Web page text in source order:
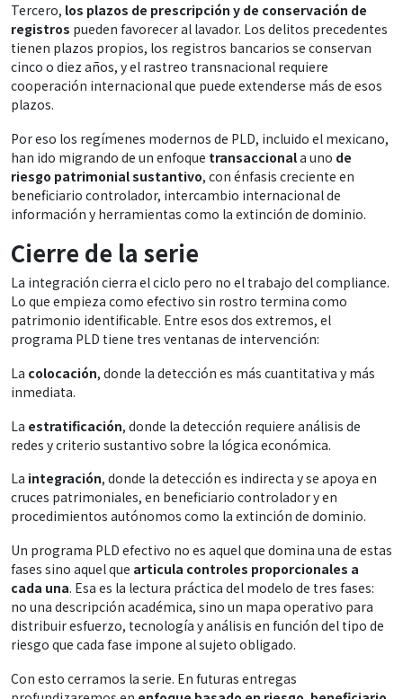
Tercero, los plazos de prescripción y de conservación de
registros pueden favorecer al lavador. Los delitos precedentes
tienen plazos propios, los registros bancarios se conservan
cinco o diez años, y el rastreo transnacional requiere
cooperación internacional que puede extenderse más de esos
plazos.
Por eso los regímenes modernos de PLD, incluido el mexicano,
han ido migrando de un enfoque transaccionala uno de
riesgo patrimonial sustantivo, con énfasis creciente en
beneficiario controlador, intercambio internacional de
información y herramientas como la extinción de dominio.
Cierre de la serie
La integración cierra el ciclo pero no el trabajo del compliance.
Lo que empieza como efectivo sin rostro termina como
patrimonio identificable. Entre esos dos extremos, el
programa PLD tiene tres ventanas de intervención:
La colocación, donde la detección es más cuantitativa y más
inmediata.
La estratificación, donde la detección requiere análisis de
redes y criterio sustantivo sobre la lógica económica.
La integración, donde la detección es indirecta y se apoya en
cruces patrimoniales, en beneficiario controlador y en
procedimientos autónomos como la extinción de dominio.
Un programa PLD efectivo no es aquel que domina una de estas
fases sino aquel que articula controles proporcionales a
cada una. Esa es la lectura práctica del modelo de tres fases:
no una descripción académica, sino un mapa operativo para
distribuir esfuerzo, tecnología y análisis en función del tipo de
riesgo que cada fase impone al sujeto obligado.
Con esto cerramos la serie. En futuras entregas